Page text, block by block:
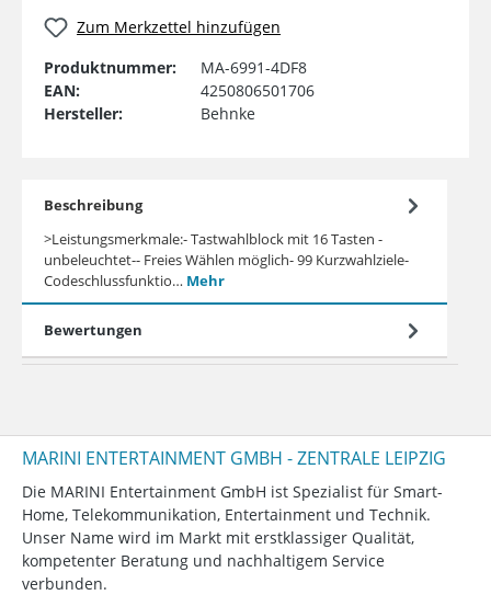
Zum Merkzettel hinzufügen
Produktnummer:
MA-6991-4DF8
EAN:
4250806501706
Hersteller:
Behnke
Beschreibung
>Leistungsmerkmale:- Tastwahlblock mit 16 Tasten -
unbeleuchtet-- Freies Wählen möglich- 99 Kurzwahlziele-
Codeschlussfunktio… Mehr
Bewertungen
MARINI ENTERTAINMENT GMBH - ZENTRALE LEIPZIG
Die MARINI Entertainment GmbH ist Spezialist für Smart-
Home, Telekommunikation, Entertainment und Technik.
Unser Name wird im Markt mit erstklassiger Qualität,
kompetenter Beratung und nachhaltigem Service
verbunden.